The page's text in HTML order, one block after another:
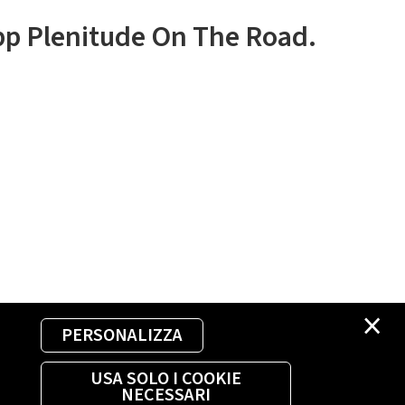
×
PERSONALIZZA
USA SOLO I COOKIE
NECESSARI
Plenitude On The Road.